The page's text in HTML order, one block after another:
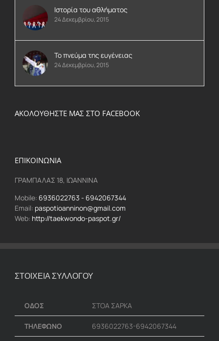
Ιστορία του αθλήματος
24 Δεκεμβρίου, 2015
Το πνεύμα της ευγένειας
24 Δεκεμβρίου, 2015
ΑΚΟΛΟΥΘΗΣΤΕ ΜΑΣ ΣΤΟ FACEBOOK
ΕΠΙΚΟΙΝΩΝΙΑ
ΓΡΑΜΠΑΛΑΣ 18, ΙΩΑΝΝΙΝΑ
Mobile: 6936022763 - 6942067344
Email: paspotioanninon@gmail.com
Web: http://taekwondo-paspot.gr/
ΣΤΟΙΧΕΙΑ ΣΥΛΛΟΓΟΥ
ΟΔΟΣ ΣΤΟΑ ΣΑΡΚΑ
ΤΗΛΕΦΩΝΟ 6936022763-6942067344